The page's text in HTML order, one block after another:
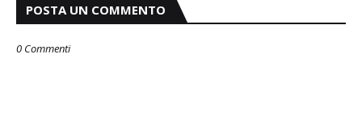
POSTA UN COMMENTO
0 Commenti